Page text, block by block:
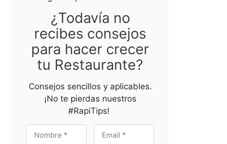
¿Todavía no
recibes consejos
para hacer crecer
tu Restaurante?
Consejos sencillos y aplicables.
¡No te pierdas nuestros
#RapiTips!